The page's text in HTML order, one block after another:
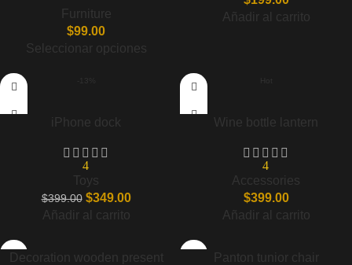
Furniture
$99.00
Seleccionar opciones
Añadir al carrito
iPhone dock
4
Toys
$399.00 $349.00
Añadir al carrito
Wine bottle lantern
4
Accessories
$399.00
Añadir al carrito
Decoration wooden present Panton tunior chair